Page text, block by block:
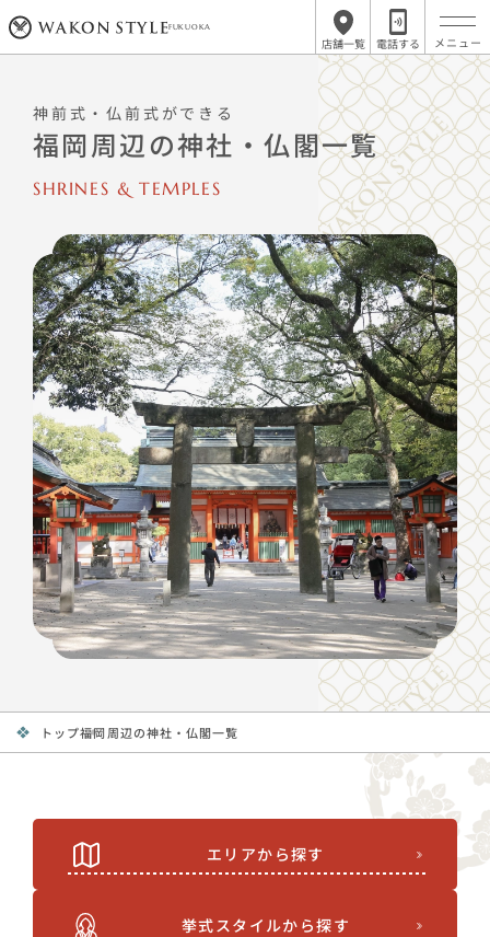
FUKUOKA
店舗一覧 電話する
神前式・仏前式ができる
福岡周辺の神社・仏閣一覧
SHRINES & TEMPLES
トップ福岡周辺の神社・仏閣一覧
エリアから探す
挙式スタイルから探す